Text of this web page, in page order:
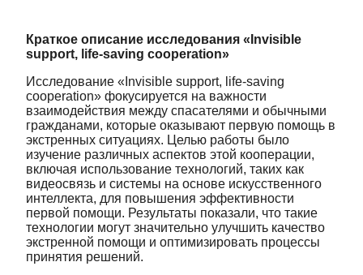
Краткое описание исследования «Invisible
support, life-saving cooperation»
Исследование «Invisible support, life-saving
cooperation» фокусируется на важности
взаимодействия между спасателями и обычными
гражданами, которые оказывают первую помощь в
экстренных ситуациях. Целью работы было
изучение различных аспектов этой кооперации,
включая использование технологий, таких как
видеосвязь и системы на основе искусственного
интеллекта, для повышения эффективности
первой помощи. Результаты показали, что такие
технологии могут значительно улучшить качество
экстренной помощи и оптимизировать процессы
принятия решений.